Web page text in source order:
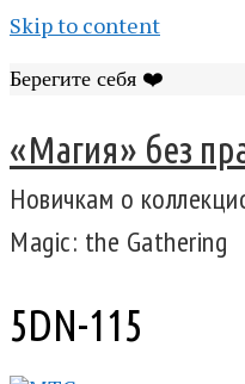
Skip to content
Берегите себя ❤️
«Магия» без
Новичкам о
Magic: the Gathering
5DN-115